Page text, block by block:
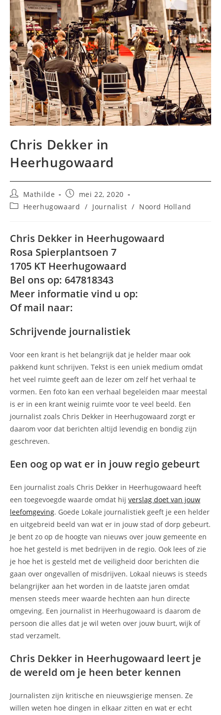
Chris Dekker in
Heerhugowaard
Bericht
auteur:
Mathilde
Bericht
gepubliceerd
op:
mei 22, 2020
Berichtcategorie:
Heerhugowaard / Journalist / Noord Holland
Chris Dekker in Heerhugowaard
Rosa Spierplantsoen 7
1705 KT Heerhugowaard
Bel ons op: 647818343
Meer informatie vind u op:
Of mail naar:
Schrijvende journalistiek
Voor een krant is het belangrijk dat je helder maar ook
pakkend kunt schrijven. Tekst is een uniek medium omdat
het veel ruimte geeft aan de lezer om zelf het verhaal te
vormen. Een foto kan een verhaal begeleiden maar meestal
is er in een krant weinig ruimte voor te veel beeld. Een
journalist zoals Chris Dekker in Heerhugowaard zorgt er
daarom voor dat berichten altijd levendig en bondig zijn
geschreven.
Een oog op wat er in jouw regio gebeurt
Een journalist zoals Chris Dekker in Heerhugowaard heeft
een toegevoegde waarde omdat hij verslag doet van jouw
leefomgeving. Goede Lokale journalistiek geeft je een helder
en uitgebreid beeld van wat er in jouw stad of dorp gebeurt.
Je bent zo op de hoogte van nieuws over jouw gemeente en
hoe het gesteld is met bedrijven in de regio. Ook lees of zie
je hoe het is gesteld met de veiligheid door berichten die
gaan over ongevallen of misdrijven. Lokaal nieuws is steeds
belangrijker aan het worden in de laatste jaren omdat
mensen steeds meer waarde hechten aan hun directe
omgeving. Een journalist in Heerhugowaard is daarom de
persoon die alles dat je wil weten over jouw buurt, wijk of
stad verzamelt.
Chris Dekker in Heerhugowaard leert je
de wereld om je heen beter kennen
Journalisten zijn kritische en nieuwsgierige mensen. Ze
willen weten hoe dingen in elkaar zitten en wat er echt